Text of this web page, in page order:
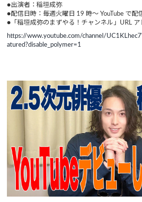
●出演者：稲垣成弥
●配信日時：毎週火曜日 19 時～ YouTube で配
●「稲垣成弥のまずやる！チャンネル」URL ア
https://www.youtube.com/channel/
atured?disable_polymer=1